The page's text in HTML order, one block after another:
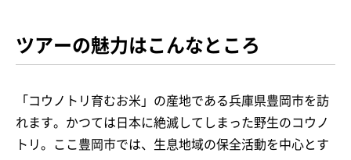
ツアーの魅力はこんなところ
「コウノトリ育むお米」の産地である兵庫県豊岡市を訪
れます。かつては日本に絶滅してしまった野生のコウノ
トリ。ここ豊岡市では、生息地域の保全活動を中心とす